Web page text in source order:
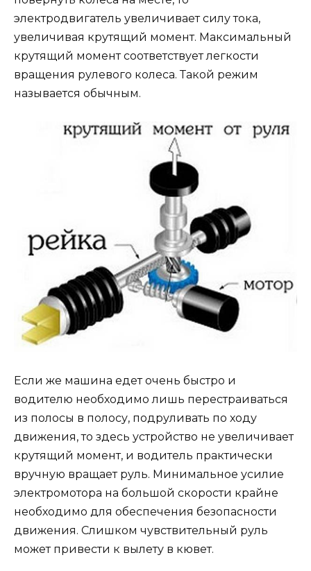
электродвигатель увеличивает силу тока,
увеличивая крутящий момент. Максимальный
крутящий момент соответствует легкости
вращения рулевого колеса. Такой режим
называется обычным.
Если же машина едет очень быстро и
водителю необходимо лишь перестраиваться
из полосы в полосу, подруливать по ходу
движения, то здесь устройство не увеличивает
крутящий момент, и водитель практически
вручную вращает руль. Минимальное усилие
электромотора на большой скорости крайне
необходимо для обеспечения безопасности
движения. Слишком чувствительный руль
может привести к вылету в кювет.